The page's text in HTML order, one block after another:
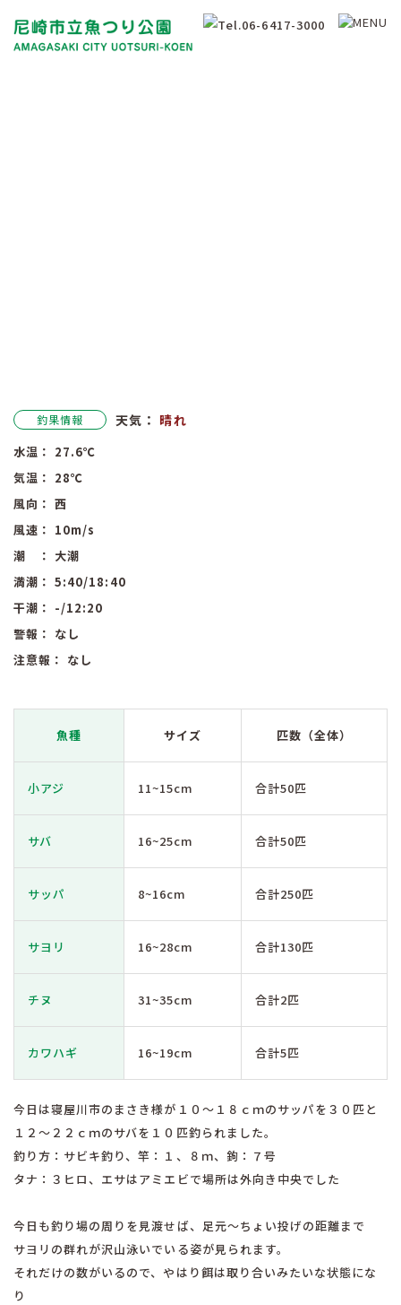
釣果情報 天気： 晴れ
水温： 27.6℃
気温： 28℃
風向：西
風速： 10m/s
潮 ： 大潮
満潮：5:40/18:40
干潮： -/12:20
警報： なし
注意報： なし
魚種 サイズ 匹数（全体）
小アジ 11~15cm 合計50匹
サバ 16~25cm 合計50匹
サッパ 8~16cm 合計250匹
サヨリ 16~28cm 合計130匹
チヌ 31~35cm 合計2匹
カワハギ 16~19cm 合計5匹
今日は寝屋川市のまさき様が１０〜１８ｃｍのサッパを３０匹と
１２〜２２ｃｍのサバを１０匹釣られました。
釣り方：サビキ釣り、竿：１、８ｍ、鉤：７号
タナ：３ヒロ、エサはアミエビで場所は外向き中央でした
今日も釣り場の周りを見渡せば、足元〜ちょい投げの距離まで
サヨリの群れが沢山泳いでいる姿が見られます。
それだけの数がいるので、やはり餌は取り合いみたいな状態にな
り